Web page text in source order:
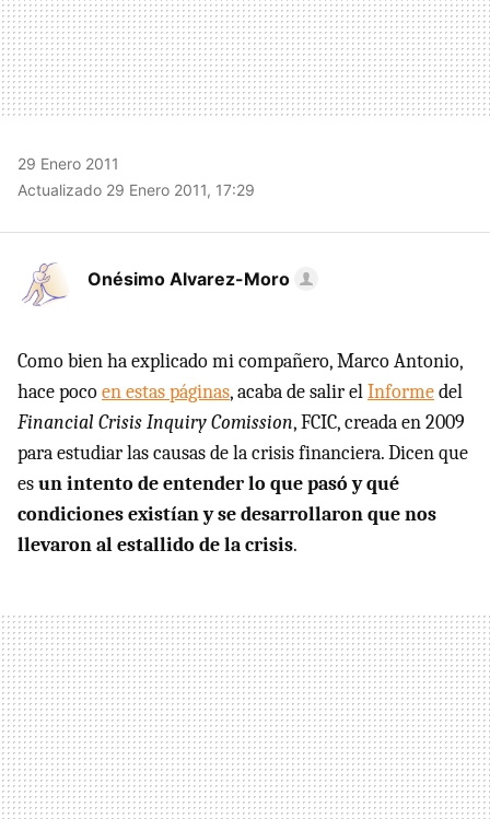
29 Enero 2011
Actualizado 29 Enero 2011, 17:29
Onésimo Alvarez-Moro
Como bien ha explicado mi compañero, Marco Antonio,
hace pocoen estas páginas, acaba de salir elInformedel
Financial Crisis Inquiry Comission, FCIC, creada en 2009
para estudiar las causas de la crisis financiera. Dicen que
esun intento de entender lo que pasó y qué
condiciones existían y se desarrollaron que nos
llevaron al estallido de la crisis.